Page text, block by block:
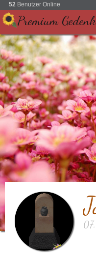
52 Benutzer Online
Premium